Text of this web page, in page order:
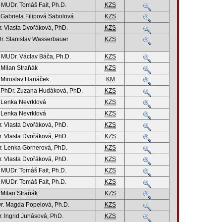
Tomáš Fait, Ph.D.
KZS
Gabriela Filipová Sabolová
KZS
Vlasta Dvořáková, PhD.
KZS
Stanislav Wasserbauer
KZS
Václav Báča, Ph.D.
KZS
Straňák
KZS
Miroslav Hanáček
KM
Zuzana Hudáková, PhD.
KZS
Lenka Nevrklová
KZS
Lenka Nevrklová
KZS
Vlasta Dvořáková, PhD.
KZS
Vlasta Dvořáková, PhD.
KZS
Lenka Görnerová, PhD.
KZS
Vlasta Dvořáková, PhD.
KZS
Tomáš Fait, Ph.D.
KZS
Tomáš Fait, Ph.D.
KZS
Straňák
KZS
Magda Popelová, Ph.D.
KZS
Ingrid Juhásová, PhD.
KZS